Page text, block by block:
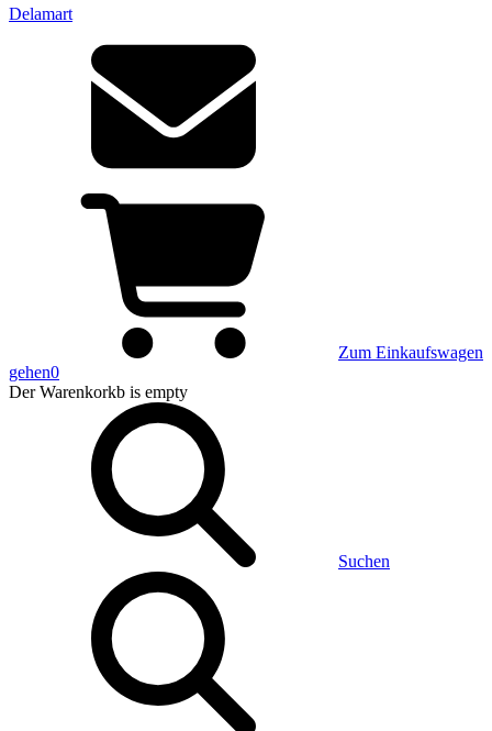
Delamart
Zum Einkaufswagen
gehen0
Der Warenkorkb is empty
Suchen